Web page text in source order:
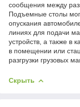
сообщения между
Подъемные столы
опускания
линиях для подачи
устройств, а также в
в помещении или
разгрузки грузовых
Скрыть